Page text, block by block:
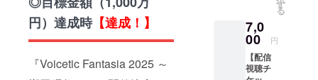
円）達成時【達成！】
『Voicetic Fantasia 2025 ～
ご提供して
います。
ン内容
1.【後
日メー
ル送
付】
ト！ボ
イファ
ンのラ
イブを
リアル
す
る
7,0
00 円
【配信
視聴チ